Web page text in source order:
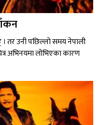
। तर उनी पछिल्लो समय नेपाली
अभिनयमा लोभिएका कारण